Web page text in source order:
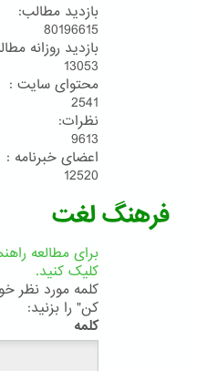
بازدید مطالب:
80196615
بازدید روزانه
13053
محتوای سایت :
2541
نظرات:
9613
اعضای خبرنامه :
12520
فرهنگ لغت
برای مطالعه
کلیک کنید.
کلمه مورد نظر
کن" را بزنید:
کلمه